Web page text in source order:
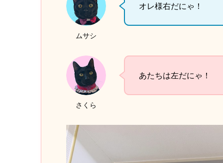
ムサシ
オレ様右だにゃ！
さくら
あたちは左だにゃ！